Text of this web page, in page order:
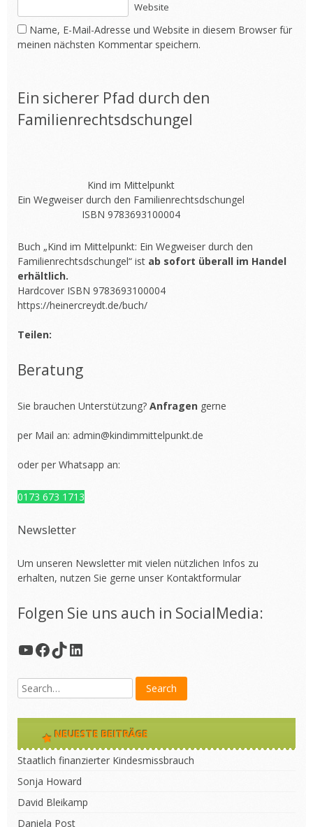
Website
Name, E-Mail-Adresse und Website in diesem Browser für
meinen nächsten Kommentar speichern.
Ein sicherer Pfad durch den
Familienrechtsdschungel
Kind im Mittelpunkt
Ein Wegweiser durch den Familienrechtsdschungel
ISBN 9783693100004
Buch „Kind im Mittelpunkt: Ein Wegweiser durch den
Familienrechtsdschungel“ ist ab sofort überall im Handel
erhältlich.
Hardcover ISBN 9783693100004
https://heinercreydt.de/buch/
Teilen:
Beratung
Sie brauchen Unterstützung? Anfragen gerne
per Mail an: admin@kindimmittelpunkt.de
oder per Whatsapp an:
0173 673 1713
Newsletter
Um unseren Newsletter mit vielen nützlichen Infos zu
erhalten, nutzen Sie gerne unser Kontaktformular
Folgen Sie uns auch in SocialMedia:
YouTube
Facebook
TikTok
LinkedIn
NEUESTE BEITRÄGE
Staatlich finanzierter Kindesmissbrauch
Sonja Howard
David Bleikamp
Daniela Post